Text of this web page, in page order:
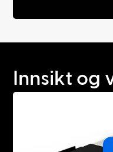
Innsikt og